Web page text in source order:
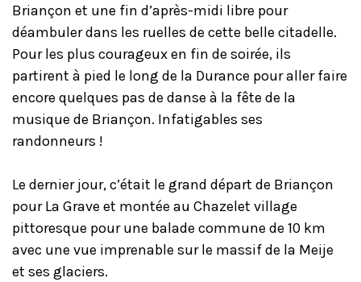
Briançon et une fin d’après-midi libre pour
déambuler dans les ruelles de cette belle citadelle.
Pour les plus courageux en fin de soirée, ils
partirent à pied le long de la Durance pour aller faire
encore quelques pas de danse à la fête de la
musique de Briançon. Infatigables ses
randonneurs !
Le dernier jour, c’était le grand départ de Briançon
pour La Grave et montée au Chazelet village
pittoresque pour une balade commune de 10 km
avec une vue imprenable sur le massif de la Meije
et ses glaciers.